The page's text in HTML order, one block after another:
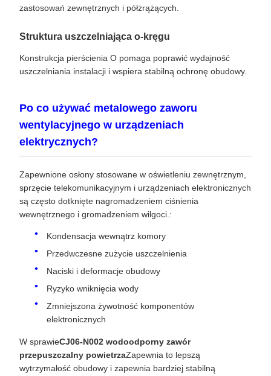
zastosowań zewnętrznych i półżrążących.
Struktura uszczelniająca o-kręgu
Konstrukcja pierścienia O pomaga poprawić wydajność
uszczelniania instalacji i wspiera stabilną ochronę obudowy.
Po co używać metalowego zaworu
wentylacyjnego w urządzeniach
elektrycznych?
Zapewnione osłony stosowane w oświetleniu zewnętrznym,
sprzęcie telekomunikacyjnym i urządzeniach elektronicznych
są często dotknięte nagromadzeniem ciśnienia
wewnętrznego i gromadzeniem wilgoci.:
Kondensacja wewnątrz komory
Przedwczesne zużycie uszczelnienia
Naciski i deformacje obudowy
Ryzyko wniknięcia wody
Zmniejszona żywotność komponentów
elektronicznych
W sprawieCJ06-N002 wodoodporny zawór
przepuszczalny powietrzaZapewnia to lepszą
wytrzymałość obudowy i zapewnia bardziej stabilną